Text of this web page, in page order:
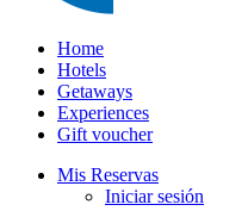
Home
Hotels
Getaways
Experiences
Gift voucher
Mis Reservas
Iniciar sesión